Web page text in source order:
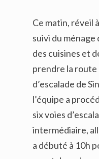
Ce matin, réveil
suivi du
des cuisines et
prendre la
d’escalade de
l’équipe a
six voies
intermédiaire,
a débuté à 10h